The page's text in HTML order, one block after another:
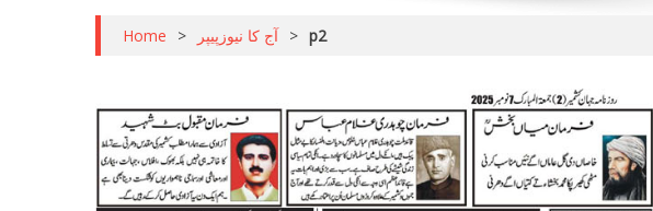
Home > آج کا نیوزپیپر > p2